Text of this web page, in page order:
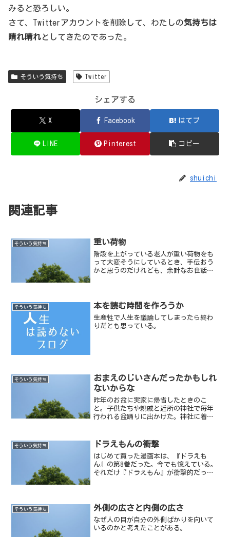
みると恐ろしい。
さて、Twitterアカウントを削除して、わたしの気持ちは
晴れ晴れとしてきたのであった。
そういう気持ち Twitter
シェアする
X Facebook はてブ
LINE Pinterest コピー
shuichi
関連記事
そういう気持ち 重い荷物
階段を上がっている老人が重い荷物をも
って大変そうにしているとき、手伝おう
かと思うのだけれども、余計なお世話か
どこか踏ん切りがつかない...
そういう気持ち 本を読む時間を作ろうか
生産性で人生を議論してしまったら終わ
りだとも思っている。
そういう気持ち
おまえのじいさんだったかもしれ
ないからな
昨年のお盆に実家に帰省したときのこ
と。子供たちや親戚と近所の神社で毎年
行われる盆踊りに出かけた。神社に着い
の服に止まったままジージーと鳴いてい
る。実家に歩いて帰るまでの小...
そういう気持ち ドラえもんの衝撃
はじめて買った漫画本は、『ドラえも
ん』の第8巻だった。今でも憶えている。
それだけ『ドラえもん』が衝撃的だった
そういう気持ち 外側の広さと内側の広さ
なぜ人の目が自分の外側ばかりを向いて
いるのかと考えたことがある。